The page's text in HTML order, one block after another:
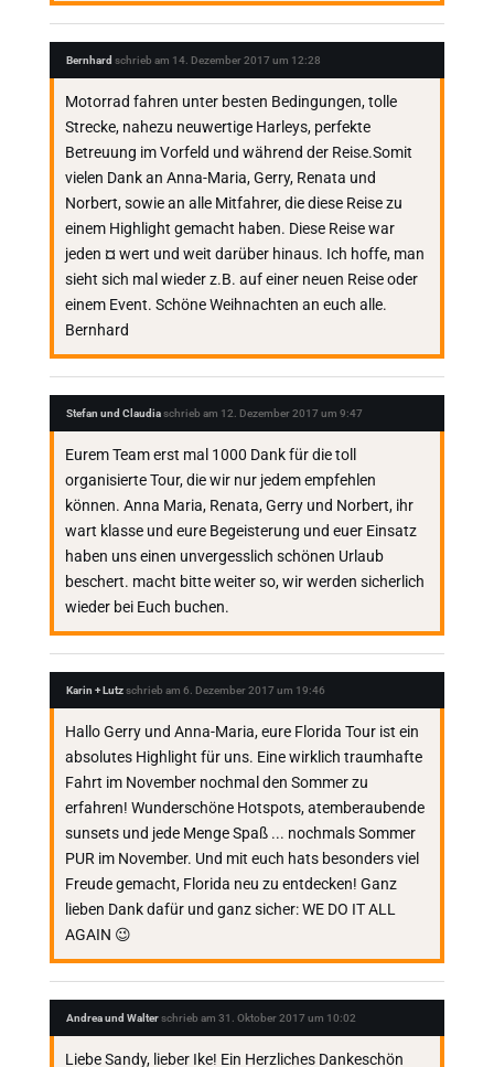
Bernhard schrieb am 14. Dezember 2017 um 12:28
Motorrad fahren unter besten Bedingungen, tolle
Strecke, nahezu neuwertige Harleys, perfekte
Betreuung im Vorfeld und während der Reise.Somit
vielen Dank an Anna-Maria, Gerry, Renata und
Norbert, sowie an alle Mitfahrer, die diese Reise zu
einem Highlight gemacht haben. Diese Reise war
jeden ¤ wert und weit darüber hinaus. Ich hoffe, man
sieht sich mal wieder z.B. auf einer neuen Reise oder
einem Event. Schöne Weihnachten an euch alle.
Bernhard
Stefan und Claudiaschrieb am 12. Dezember 2017 um 9:47
Eurem Team erst mal 1000 Dank für die toll
organisierte Tour, die wir nur jedem empfehlen
können. Anna Maria, Renata, Gerry und Norbert, ihr
wart klasse und eure Begeisterung und euer Einsatz
haben uns einen unvergesslich schönen Urlaub
beschert. macht bitte weiter so, wir werden sicherlich
wieder bei Euch buchen.
Karin + Lutzschrieb am 6. Dezember 2017 um 19:46
Hallo Gerry und Anna-Maria, eure Florida Tour ist ein
absolutes Highlight für uns. Eine wirklich traumhafte
Fahrt im November nochmal den Sommer zu
erfahren! Wunderschöne Hotspots, atemberaubende
sunsets und jede Menge Spaß ... nochmals Sommer
PUR im November. Und mit euch hats besonders viel
Freude gemacht, Florida neu zu entdecken! Ganz
lieben Dank dafür und ganz sicher: WE DO IT ALL
AGAIN 😉
Andrea und Walterschrieb am 31. Oktober 2017 um 10:02
Liebe Sandy, lieber Ike! Ein Herzliches Dankeschön